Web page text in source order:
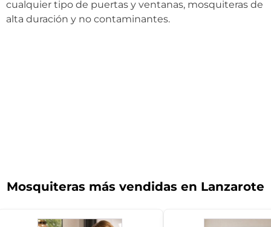
cualquier tipo de puertas y ventanas, mosquiteras de
alta duración y no contaminantes.
Mosquiteras más vendidas en Lanzarote